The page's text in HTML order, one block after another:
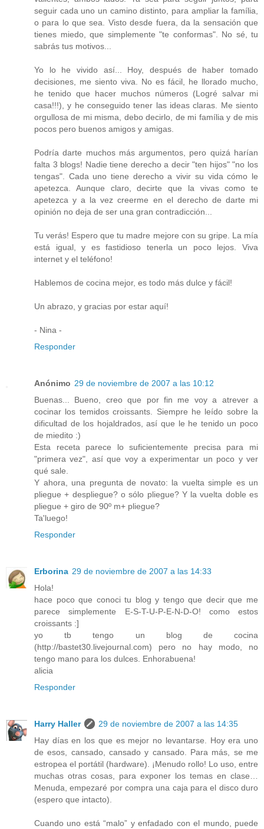
seguir cada uno un camino distinto, para ampliar la família,
o para lo que sea. Visto desde fuera, da la sensación que
tienes miedo, que simplemente "te conformas". No sé, tu
sabrás tus motivos...
Yo lo he vivido así... Hoy, después de haber tomado
decisiones, me siento viva. No es fácil, he llorado mucho,
he tenido que hacer muchos números (Logré salvar mi
casa!!!), y he conseguido tener las ideas claras. Me siento
orgullosa de mi misma, debo decirlo, de mi família y de mis
pocos pero buenos amigos y amigas.
Podría darte muchos más argumentos, pero quizá harían
falta 3 blogs! Nadie tiene derecho a decir "ten hijos" "no los
tengas". Cada uno tiene derecho a vivir su vida cómo le
apetezca. Aunque claro, decirte que la vivas como te
apetezca y a la vez creerme en el derecho de darte mi
opinión no deja de ser una gran contradicción...
Tu verás! Espero que tu madre mejore con su gripe. La mía
está igual, y es fastidioso tenerla un poco lejos. Viva
internet y el teléfono!
Hablemos de cocina mejor, es todo más dulce y fácil!
Un abrazo, y gracias por estar aquí!
- Nina -
Responder
Anónimo 29 de noviembre de 2007 a las 10:12
Buenas... Bueno, creo que por fin me voy a atrever a
cocinar los temidos croissants. Siempre he leído sobre la
dificultad de los hojaldrados, así que le he tenido un poco
de miedito :)
Esta receta parece lo suficientemente precisa para mi
"primera vez", así que voy a experimentar un poco y ver
qué sale.
Y ahora, una pregunta de novato: la vuelta simple es un
pliegue + despliegue? o sólo pliegue? Y la vuelta doble es
pliegue + giro de 90º m+ pliegue?
Ta'luego!
Responder
Erborina 29 de noviembre de 2007 a las 14:33
Hola!
hace poco que conoci tu blog y tengo que decir que me
parece simplemente E-S-T-U-P-E-N-D-O! como estos
croissants :]
yo tb tengo un blog de cocina
(http://bastet30.livejournal.com) pero no hay modo, no
tengo mano para los dulces. Enhorabuena!
alicia
Responder
Harry Haller
29 de noviembre de 2007 a las 14:35
Hay días en los que es mejor no levantarse. Hoy era uno
de esos, cansado, cansado y cansado. Para más, se me
estropea el portátil (hardware). ¡Menudo rollo! Lo uso, entre
muchas otras cosas, para exponer los temas en clase…
Menuda, empezaré por compra una caja para el disco duro
(espero que intacto).
Cuando uno está “malo” y enfadado con el mundo, puede